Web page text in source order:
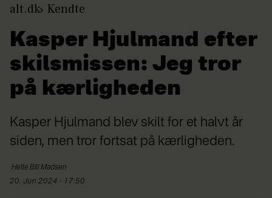
alt.dk Kendte
Kasper Hjulmand efter
skilsmissen: Jeg tror
på kærligheden
Kasper Hjulmand blev skilt for et halvt år
siden, men tror fortsat på kærligheden.
Helle Bill Madsen
20. Jun 2024 - 17:50